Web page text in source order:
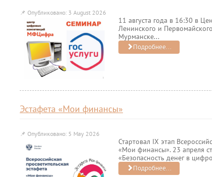
📌 Опубликовано: 3 August 2026
11 августа года в 16:30 в
Ленинского и
Мурманске...
Подробнее...
Эстафета «Мои финансы»
📌 Опубликовано: 5 May 2026
Стартовал IХ этап
«Мои финансы». 23 апреля
«Безопасность денег в
Подробнее...